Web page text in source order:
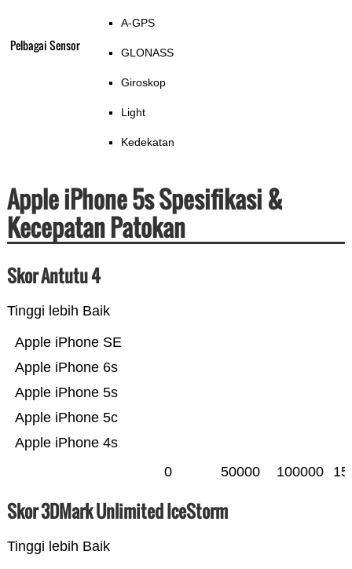
Pelbagai Sensor
A-GPS
GLONASS
Giroskop
Light
Kedekatan
Apple iPhone 5s Spesifikasi &
Kecepatan Patokan
Skor Antutu 4
Tinggi lebih Baik
Apple iPhone 4s
Apple iPhone 5c
Apple iPhone 5s
Apple iPhone 6s
Apple iPhone SE
0 50000 100000
Skor 3DMark Unlimited IceStorm
Tinggi lebih Baik